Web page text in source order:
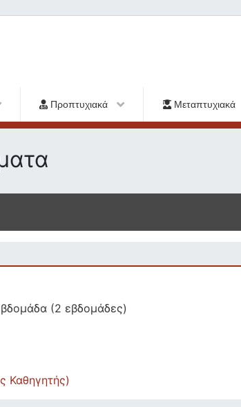
Προπτυχιακά Μεταπτυχιακά
(2 εβδομάδες)
Καθηγητής)